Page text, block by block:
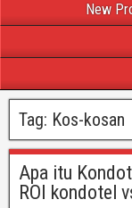
New
Tag: Kos-kosan
Apa itu
ROI kondotel